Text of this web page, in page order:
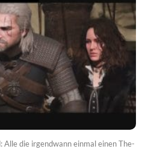
Alle die irgendwann einmal einen The-